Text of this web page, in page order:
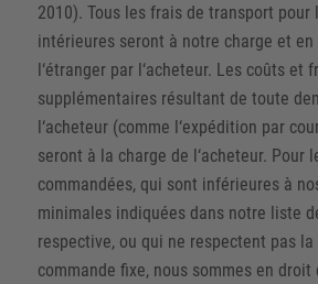
2010). Tous les frais de transport pour
intérieures seront à notre charge et
l‘étranger par l‘acheteur. Les coûts et
supplémentaires résultant de toute
l‘acheteur (comme l‘expédition par
seront à la charge de l‘acheteur. Pour
commandées, qui sont inférieures à
minimales indiquées dans notre liste
respective, ou qui ne respectent pas
commande fixe, nous sommes en